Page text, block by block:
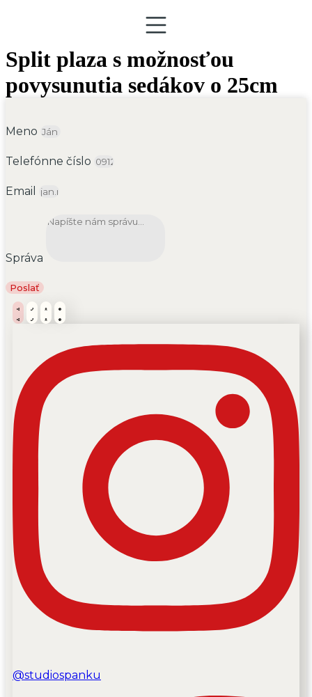
Split plaza s možnosťou
povysunutia sedákov o 25cm
Meno
Telefónne číslo
Email
Správa
Poslať
@studiospanku